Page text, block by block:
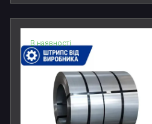
В наявності